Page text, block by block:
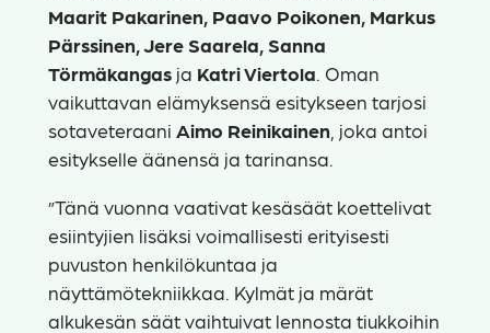
Maarit Pakarinen, Paavo Poikonen, Markus
Pärssinen, Jere Saarela, Sanna
Törmäkangas ja Katri Viertola . Oman
vaikuttavan elämyksensä esitykseen tarjosi
sotaveteraani Aimo Reinikainen , joka antoi
esitykselle äänensä ja tarinansa.
”Tänä vuonna vaativat kesäsäät koettelivat
esiintyjien lisäksi voimallisesti erityisesti
puvuston henkilökuntaa ja
näyttämötekniikkaa. Kylmät ja märät
alkukesän säät vaihtuivat lennosta tiukkoihin